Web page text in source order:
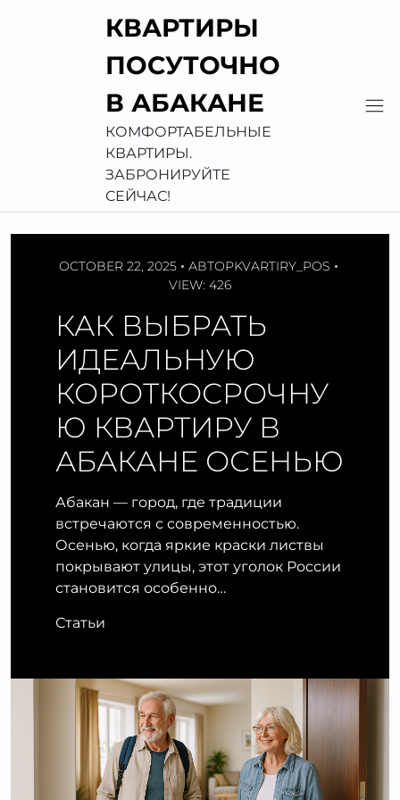
КВАРТИРЫ
ПОСУТОЧНО
В АБАКАНЕ
КОМФОРТАБЕЛЬНЫЕ
КВАРТИРЫ.
ЗАБРОНИРУЙТЕ
СЕЙЧАС!
OCTOBER 22, 2025 АВТОРKVARTIRY_POS
VIEW: 426
КАК ВЫБРАТЬ
ИДЕАЛЬНУЮ
КОРОТКОСРОЧНУ
Ю КВАРТИРУ В
АБАКАНЕ ОСЕНЬЮ
Абакан — город, где традиции
встречаются с современностью.
Осенью, когда яркие краски листвы
покрывают улицы, этот уголок России
становится особенно…
Статьи